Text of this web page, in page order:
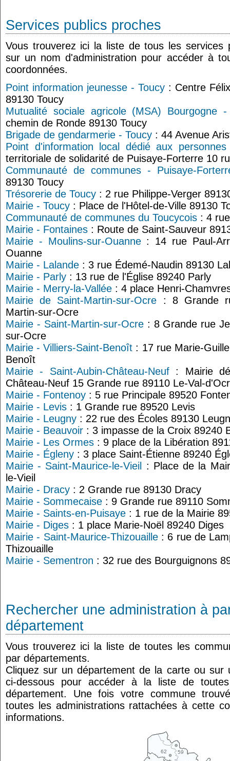
Services publics proches
Vous trouverez ici la liste de tous les services
sur un nom d'administration pour accéder à
coordonnées.
Point information jeunesse - Toucy : Centre
89130 Toucy
Mutualité sociale agricole (MSA) Bourgogne
chemin de Ronde 89130 Toucy
Brigade de gendarmerie - Toucy : 44 Avenue
Point d'information local dédié aux
territoriale de solidarité de Puisaye-Forterre 10
Communauté de communes - Puisaye-
89130 Toucy
Trésorerie de Toucy : 2 rue Philippe-Verger
Mairie - Toucy : Place de l'Hôtel-de-Ville 89130
Communauté de communes du Toucycois : 4
Mairie - Fontaines : Route de Saint-Sauveur
Mairie - Moulins-sur-Ouanne: 14 rue Paul-
Ouanne
Mairie - Lalande : 3 rue Édemé-Naudin 89130
Mairie - Parly : 13 rue de l'Église 89240 Parly
Mairie - Merry-la-Vallée : 4 place Henri-
Mairie de Saint-Martin-sur-Ocre : 8 Grande
Martin-sur-Ocre
Mairie - Saint-Martin-sur-Ocre: 8 Grande rue
sur-Ocre
Mairie - Villiers-Saint-Benoît : 17 rue Marie-
Benoît
Mairie - Saint-Aubin-Château-Neuf: Mairie
Château-Neuf 15 Grande rue 89110 Le-Val-
Mairie - Fontenoy : 5 rue Principale 89520
Mairie - Levis : 1 Grande rue 89520 Levis
Mairie - Leugny : 22 rue des Écoles 89130
Mairie - Beauvoir : 3 impasse de la Croix 89240
Mairie - Les Ormes : 9 place de la Libération
Mairie - Égleny : 3 place Saint-Étienne 89240
Mairie - Saint-Maurice-le-Vieil
: Place de la
le-Vieil
Mairie - Dracy : 2 Grande rue 89130 Dracy
Mairie - Sommecaise : 9 Grande rue 89110
Mairie - Saints-en-Puisaye : 1 rue de la Mairie
Mairie - Diges : 1 place Marie-Noël 89240 Diges
Mairie - Saint-Maurice-Thizouaille: 6 rue de
Thizouaille
Mairie - Sementron : 32 rue des Bourguignons
Rechercher une administration à
département
Vous trouverez ici la liste de toutes les
par départements.
Cliquez sur un département de la carte ou sur
ci-dessous pour accéder à la liste de
département. Une fois votre commune
toutes les administrations rattachées à cette
informations.
59
62